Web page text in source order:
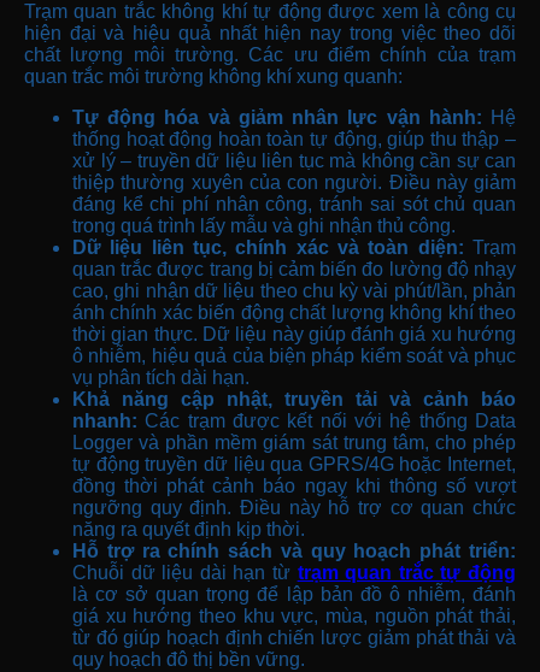
Trạm quan trắc không khí tự động được xem là công cụ
hiện đại và hiệu quả nhất hiện nay trong việc theo dõi
chất lượng môi trường. Các ưu điểm chính của trạm
quan trắc môi trường không khí xung quanh:
Tự động hóa và giảm nhân lực vận hành: Hệ
thống hoạt động hoàn toàn tự động, giúp thu thập –
xử lý – truyền dữ liệu liên tục mà không cần sự can
thiệp thường xuyên của con người. Điều này giảm
đáng kể chi phí nhân công, tránh sai sót chủ quan
trong quá trình lấy mẫu và ghi nhận thủ công.
Dữ liệu liên tục, chính xác và toàn diện: Trạm
quan trắc được trang bị cảm biến đo lường độ nhạy
cao, ghi nhận dữ liệu theo chu kỳ vài phút/lần, phản
ánh chính xác biến động chất lượng không khí theo
thời gian thực. Dữ liệu này giúp đánh giá xu hướng
ô nhiễm, hiệu quả của biện pháp kiểm soát và phục
vụ phân tích dài hạn.
Khả năng cập nhật, truyền tải và cảnh báo
nhanh: Các trạm được kết nối với hệ thống Data
Logger và phần mềm giám sát trung tâm, cho phép
tự động truyền dữ liệu qua GPRS/4G hoặc Internet,
đồng thời phát cảnh báo ngay khi thông số vượt
ngưỡng quy định. Điều này hỗ trợ cơ quan chức
năng ra quyết định kịp thời.
Hỗ trợ ra chính sách và quy hoạch phát triển:
Chuỗi dữ liệu dài hạn từ trạm quan trắc tự động
là cơ sở quan trọng để lập bản đồ ô nhiễm, đánh
giá xu hướng theo khu vực, mùa, nguồn phát thải,
từ đó giúp hoạch định chiến lược giảm phát thải và
quy hoạch đô thị bền vững.